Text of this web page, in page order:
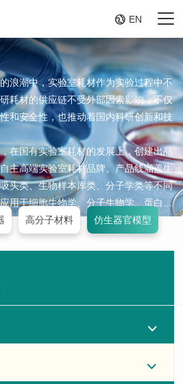
 EN
浪潮中，实验室耗材作为实验过程中不
耗材的供应链不受外部因素影响，不仅
和安全性，也推动着国内科研创新和技
在国有实验室耗材的发展上，创建出品
主高端实验室耗材品牌。产品线涵盖生
头类、生物样本库类、分子学类等不同
用于细胞生物学、分子生物学、蛋白组
高等院校、研究机构和相关企事业单
良的品质受到广大客户的一致认可。
高分子材料 仿生器官模型